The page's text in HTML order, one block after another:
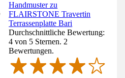
Handmuster zu
FLAIRSTONE Travertin
Terrassenplatte Bari
Durchschnittliche Bewertung:
4 von 5 Sternen. 2
Bewertungen.